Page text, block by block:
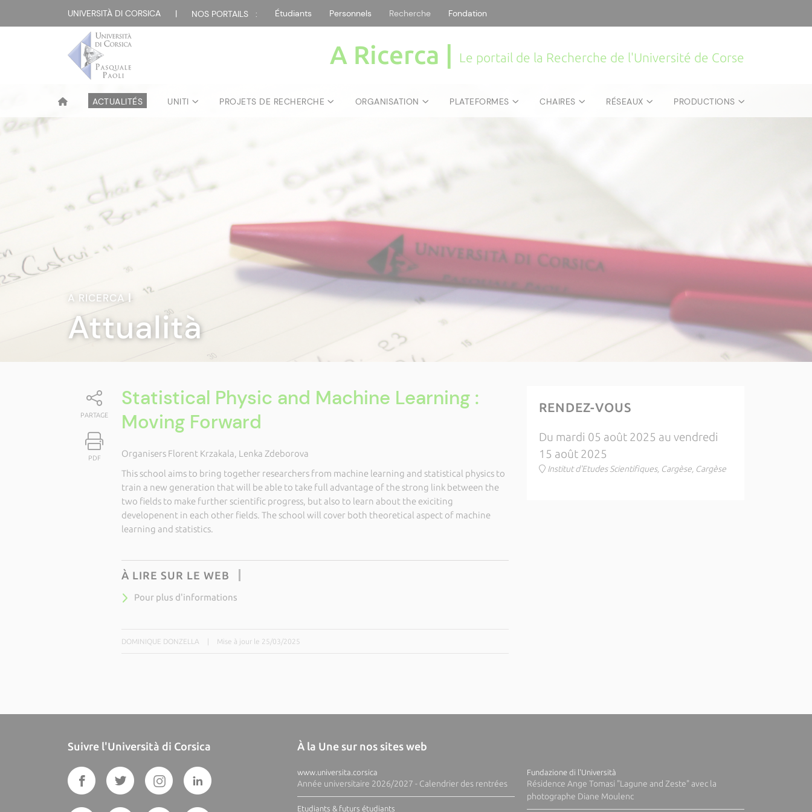
UNIVERSITÀ DI CORSICA | NOS PORTAILS : Étudiants Personnels Recherche Fondation
A Ricerca | Le portail de la Recherche de l'Université de Corse
ACTUALITÉS UNITI PROJETS DE RECHERCHE ORGANISATION PLATEFORMES CHAIRES RÉSEAUX PRODUCTIONS
A RICERCA|
Attualità
PARTAGE
PDF
Statistical Physic and Machine Learning :
Moving Forward
Organisers Florent Krzakala, Lenka Zdeborova
This school aims to bring together researchers from machine learning and statistical physics to
train a new generation that will be able to take full advantage of the strong link between the
two fields to make further scientific progress, but also to learn about the exiciting
developenent in each other fields. The school will cover both theoretical aspect of machine
learning and statistics.
À LIRE SUR LE WEB
Pour plus d'informations
DOMINIQUE DONZELLA Mise à jour le 25/03/2025
RENDEZ-VOUS
Du mardi 05 août 2025 au vendredi
15 août 2025
Institut d'Etudes Scientifiques, Cargèse, Cargèse
Suivre l'Università di Corsica À la Une sur nos sites web
www.universita.corsica
Année universitaire 2026/2027 - Calendrier des rentrées
Etudiants & futurs étudiants
Fundazione di l'Università
Résidence Ange Tomasi "Lagune and Zeste" avec la
photographe Diane Moulenc